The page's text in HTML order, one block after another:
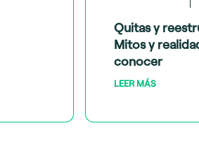
Quitas y
Mitos y
conocer
LEER MÁS